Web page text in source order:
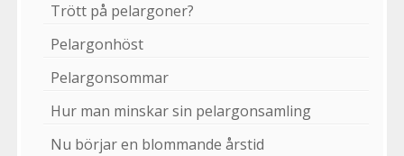
Trött på pelargoner?
Pelargonhöst
Pelargonsommar
Hur man minskar sin pelargonsamling
Nu börjar en blommande årstid